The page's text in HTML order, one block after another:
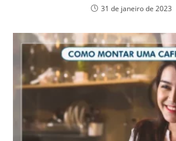
31 de janeiro de 2023